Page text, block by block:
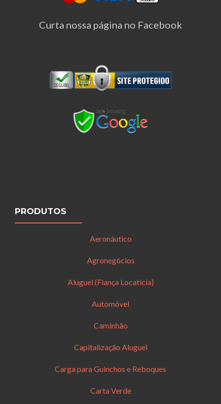
Curta nossa página no Facebook
PRODUTOS
Aeronáutico
Agronegócios
Aluguel (Fiança Locatícia)
Automóvel
Caminhão
Capitalização Aluguel
Carga para Guinchos e Reboques
Carta Verde